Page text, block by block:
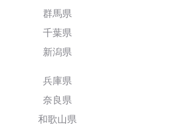
群馬県
千葉県
新潟県
兵庫県
奈良県
和歌山県